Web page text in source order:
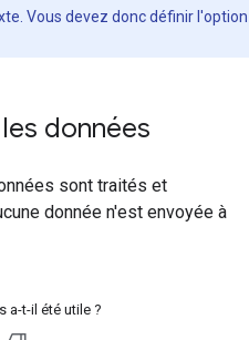
Vous devez donc définir l'option
données
sont traités et
donnée n'est envoyée à
a-t-il été utile ?